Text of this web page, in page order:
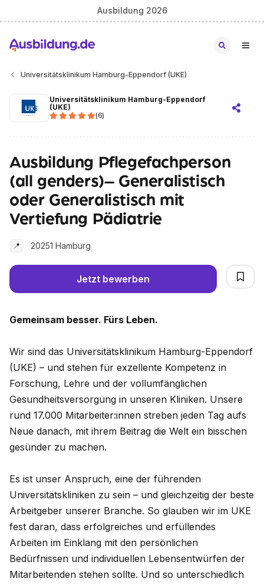
Ausbildung 2026
Universitätsklinikum Hamburg-Eppendorf (UKE)
Universitätsklinikum Hamburg-Eppendorf
(UKE)
(6)
Ausbildung Pflegefachperson
(all genders)– Generalistisch
oder Generalistisch mit
Vertiefung Pädiatrie
📍 20251 Hamburg
Jetzt bewerben
Gemeinsam besser. Fürs Leben.
Wir sind das Universitätsklinikum Hamburg-Eppendorf
(UKE) – und stehen für exzellente Kompetenz in
Forschung, Lehre und der vollumfänglichen
Gesundheitsversorgung in unseren Kliniken. Unsere
rund 17.000 Mitarbeiter:innen streben jeden Tag aufs
Neue danach, mit ihrem Beitrag die Welt ein bisschen
gesünder zu machen.
Es ist unser Anspruch, eine der führenden
Universitätskliniken zu sein – und gleichzeitig der beste
Arbeitgeber unserer Branche. So glauben wir im UKE
fest daran, dass erfolgreiches und erfüllendes
Arbeiten im Einklang mit den persönlichen
Bedürfnissen und individuellen Lebensentwürfen der
Mitarbeitenden stehen sollte. Und so unterschiedlich